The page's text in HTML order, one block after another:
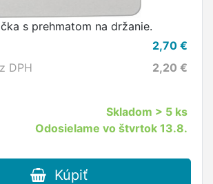
s prehmatom na držanie.
2,70 €
DPH
2,20 €
Skladom > 5 ks
Odosielame vo štvrtok 13.8.
Kúpiť